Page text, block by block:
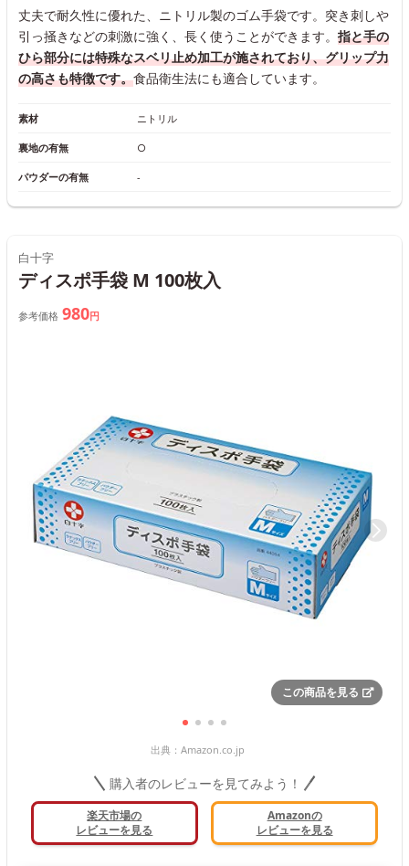
丈夫で耐久性に優れた、ニトリル製のゴム手袋です。突き刺しや
引っ掻きなどの刺激に強く、長く使うことができます。 指と手の
ひら部分には特殊なスベリ止め加工が施されており、グリップ力
の高さも特徴です。食品衛生法にも適合しています。
素材 ニトリル
裏地の有無 ○
パウダーの有無 ‐
白十字
ディスポ手袋 M 100枚入
参考価格 980円
この商品を見る
出典： Amazon.co.jp
購入者のレビューを見てみよう！
楽天市場の
レビューを見る
Amazonの
レビューを見る